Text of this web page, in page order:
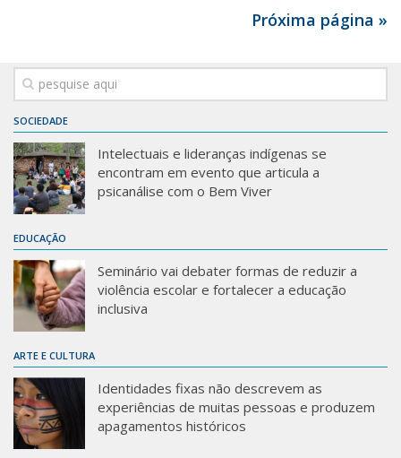
Próxima página »
SOCIEDADE
Intelectuais e lideranças indígenas se
encontram em evento que articula a
psicanálise com o Bem Viver
EDUCAÇÃO
Seminário vai debater formas de reduzir a
violência escolar e fortalecer a educação
inclusiva
ARTE E CULTURA
Identidades fixas não descrevem as
experiências de muitas pessoas e produzem
apagamentos históricos